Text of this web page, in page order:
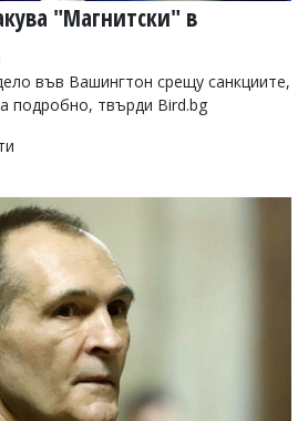
"Магнитски" в
във Вашингтон срещу санкциите,
подробно, твърди Bird.bg